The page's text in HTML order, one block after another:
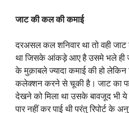
जाट की कल की कमाई
दरअसल कल शनिवार था तो वही जाट
था जिसके आंकड़े आए है उसमे भले ही
के मुक़ाबले ज्यादा कमाई की हो लेकिन
कलेक्शन करने से चूकी है। जाट का
देखने को मिला था उसके बावजूद भी
पार नहीं कर पाई थी परंतु रिपोर्ट के